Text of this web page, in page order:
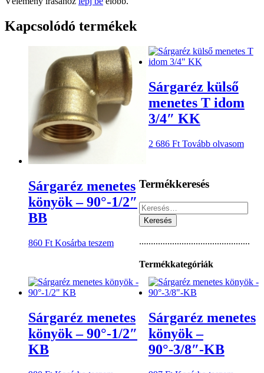
Kapcsolódó termékek
Sárgaréz menetes
könyök – 90°-1/2″
BB
860 Ft Kosárba teszem
Sárgaréz külső
menetes T idom
3/4″ KK
2 686 Ft Tovább olvasom
Sárgaréz menetes
könyök – 90°-1/2″
KB
Sárgaréz menetes
könyök –
90°-3/8″-KB
Termékkeresés
Keresés:
...............................................
Termékkategóriák